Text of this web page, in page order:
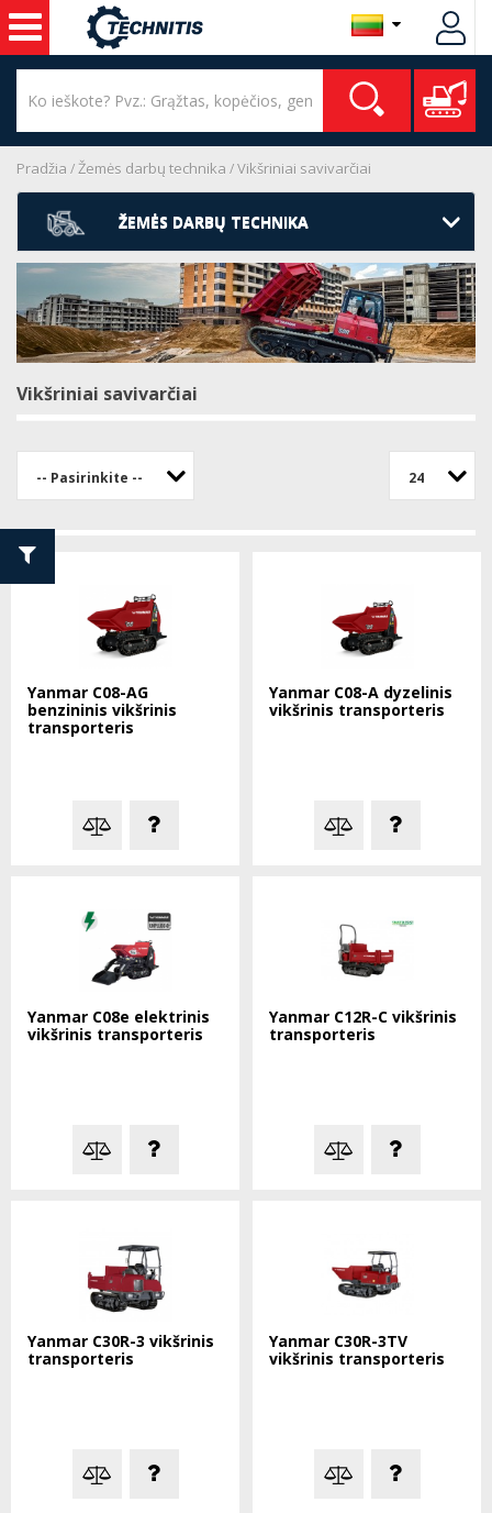
Pradžia Žemės darbų technika Vikšriniai savivarčiai
ŽEMĖS DARBŲ TECHNIKA
Vikšriniai savivarčiai
-- Pasirinkite -- 24
Yanmar C08-AG
benzininis vikšrinis
transporteris
Yanmar C08-A dyzelinis
vikšrinis transporteris
Yanmar C08e elektrinis
vikšrinis transporteris
Yanmar C12R-C vikšrinis
transporteris
Yanmar C30R-3 vikšrinis
transporteris
Yanmar C30R-3TV
vikšrinis transporteris